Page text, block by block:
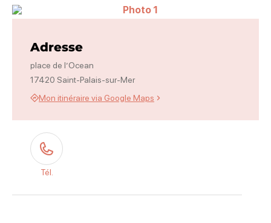
Photo 1
Adresse
place de l’Ocean
17420 Saint-Palais-sur-Mer
Mon itinéraire via Google Maps
Tél.